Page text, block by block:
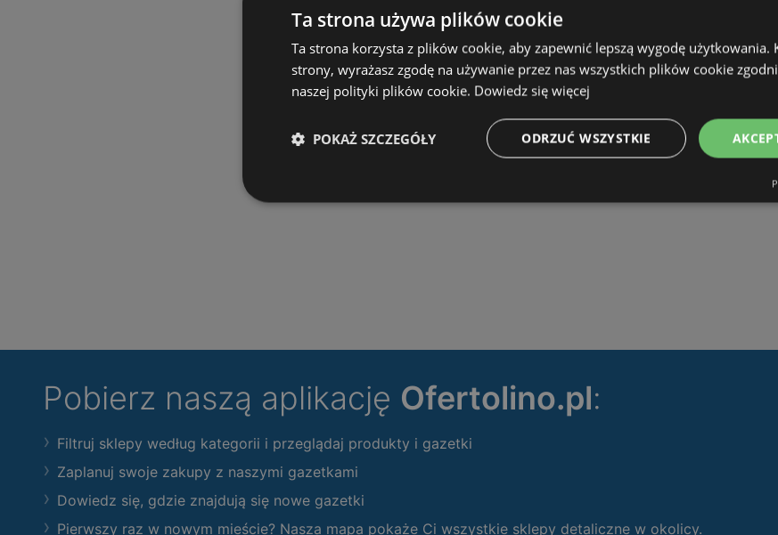
Pobierz naszą aplikację Ofertolino.pl:
Filtruj sklepy według kategorii i przeglądaj produkty i gazetki
Zaplanuj swoje zakupy z naszymi gazetkami
Dowiedz się, gdzie znajdują się nowe gazetki
Pierwszy raz w nowym mieście? Nasza mapa pokaże Ci wszystkie sklepy detaliczne w okolicy.
Ta strona używa plików cookie
Ta strona korzysta z plików cookie, aby zapewnić lepszą wygodę użytkowania.
strony, wyrażasz zgodę na używanie przez nas wszystkich plików cookie
naszej polityki plików cookie. Dowiedz się więcej
ODRZUĆ WSZYSTKIE
POKAŻ SZCZEGÓŁY